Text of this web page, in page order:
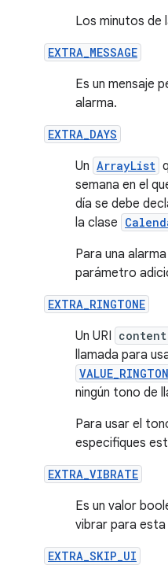
Los minutos de
EXTRA_MESSAGE
Es un mensaje
alarma.
EXTRA_DAYS
Un ArrayList
semana en el
día se debe
la clase
Para una
parámetro
EXTRA_RINGTONE
Un URI
llamada para
ningún tono de
Para usar el
especifiques
EXTRA_VIBRATE
Es un valor
vibrar para esta
EXTRA_SKIP_UI